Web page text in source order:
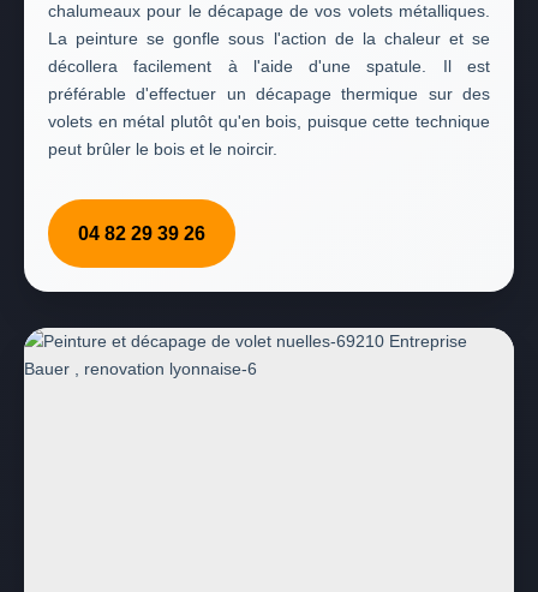
chalumeaux pour le décapage de vos volets métalliques.
La peinture se gonfle sous l'action de la chaleur et se
décollera facilement à l'aide d'une spatule. Il est
préférable d'effectuer un décapage thermique sur des
volets en métal plutôt qu'en bois, puisque cette technique
peut brûler le bois et le noircir.
04 82 29 39 26